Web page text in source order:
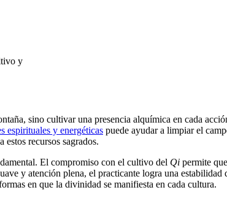
sino cultivar una presencia alquímica en cada
espirituales y energéticas puede ayudar a limpiar el
recursos sagrados.
El compromiso con el cultivo del Qi permite
y atención plena, el practicante logra una
en que la divinidad se manifiesta en cada cultura.